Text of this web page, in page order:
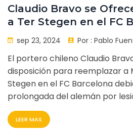
Claudio Bravo se
a Ter Stegen en el FC
sep 23, 2024 Por : Pablo
El portero chileno Claudio
disposición para reemplazar
Stegen en el FC Barcelona
prolongada del alemán por
del Barcelona, considera que
habilidades podrían ser
LEER MAS